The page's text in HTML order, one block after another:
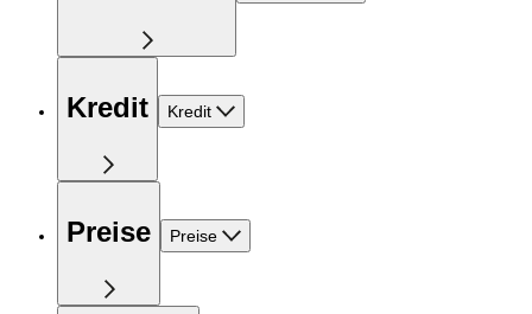
Kredit Kredit
Preise Preise